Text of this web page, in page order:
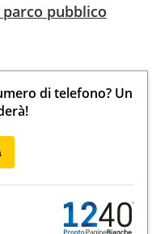
parco pubblico
di telefono? Un